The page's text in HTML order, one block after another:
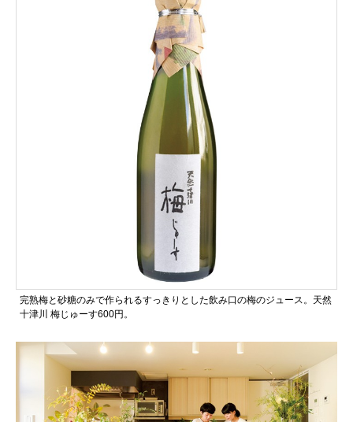
完熟梅と砂糖のみで作られるすっきりとした飲み口の梅のジュース。天然
十津川 梅じゅーす600円。